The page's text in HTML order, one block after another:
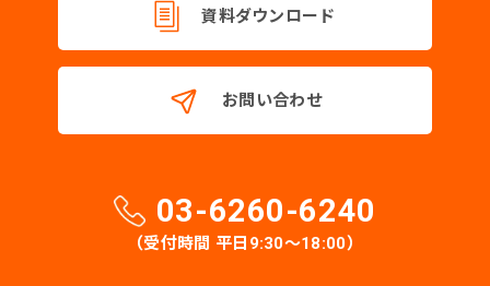
資料ダウンロード
お問い合わせ
03-6260-6240
（受付時間 平日9:30〜18:00）